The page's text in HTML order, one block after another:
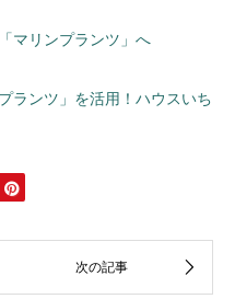
マリンプランツ」へ
ランツ」を活用！ハウスいち